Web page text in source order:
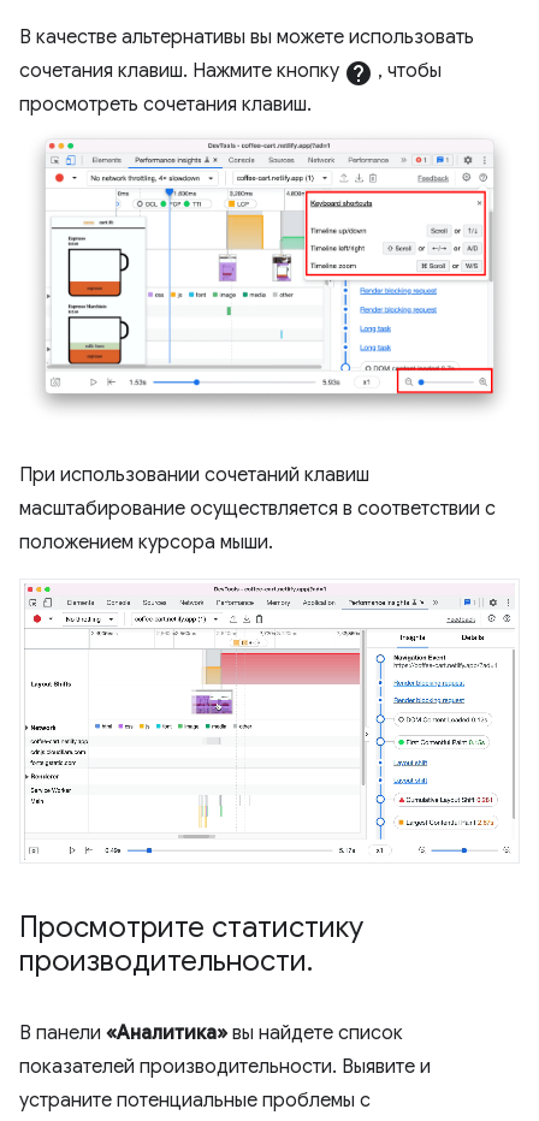
В качестве альтернативы вы можете использовать
сочетания клавиш. Нажмите кнопку help , чтобы
просмотреть сочетания клавиш.
При использовании сочетаний клавиш
масштабирование осуществляется в соответствии с
положением курсора мыши.
Просмотрите статистику
производительности.
В панели «Аналитика» вы найдете список
показателей производительности. Выявите и
устраните потенциальные проблемы с